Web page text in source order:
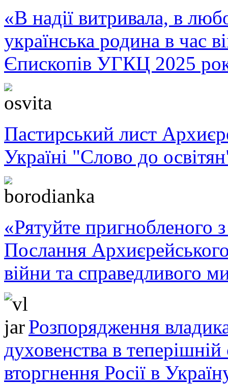
«В надії витривала, в
українська родина в час
Єпископів УГКЦ 2025
Пастирський лист
Україні "Слово до
«Рятуйте пригнобленого
Послання
війни та справедливого
Розпорядження
духовенства в теперішній
вторгнення Росії в